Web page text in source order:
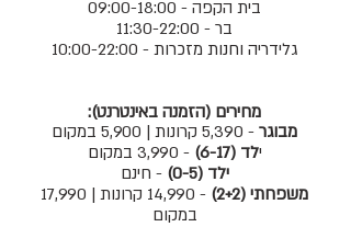
בית הקפה - 09:00-18:00
בר - 11:30-22:00
גלידריה וחנות מזכרות - 10:00-22:00
מחירים (הזמנה באינטרנט):
מבוגר - 5,390 קרונות | 5,900 במקום
ילד (6-17)
- 3,990 במקום
ילד (0-5)
- חינם
משפחתי (2+2)
- 14,990 קרונות | 17,990
במקום